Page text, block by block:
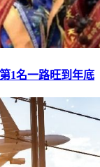
1名一路旺到年底